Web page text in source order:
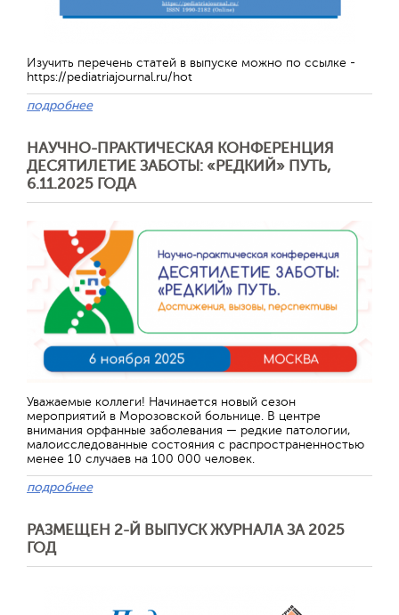
Изучить перечень статей в выпуске можно по ссылке -
https://pediatriajournal.ru/hot
подробнее
НАУЧНО-ПРАКТИЧЕСКАЯ КОНФЕРЕНЦИЯ
ДЕСЯТИЛЕТИЕ ЗАБОТЫ: «РЕДКИЙ» ПУТЬ,
6.11.2025 ГОДА
Уважаемые коллеги! Начинается новый сезон
мероприятий в Морозовской больнице. В центре
внимания орфанные заболевания — редкие патологии,
малоисследованные состояния с распространенностью
менее 10 случаев на 100 000 человек.
подробнее
РАЗМЕЩЕН 2-Й ВЫПУСК ЖУРНАЛА ЗА 2025
ГОД